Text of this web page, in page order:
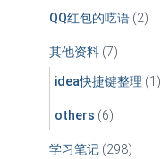
QQ红包的呓语 (2)
其他资料 (7)
idea快捷键整理 (1)
others (6)
学习笔记 (298)